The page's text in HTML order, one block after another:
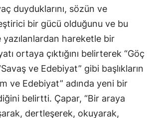
duyduklarını, sözün ve
bir gücü olduğunu ve bu
hareketle bir
ortaya çıktığını belirterek “Göç
ve Edebiyat” gibi başlıkların
ve Edebiyat” adında yeni bir
belirtti. Çapar, “Bir araya
dertleşerek, okuyarak,